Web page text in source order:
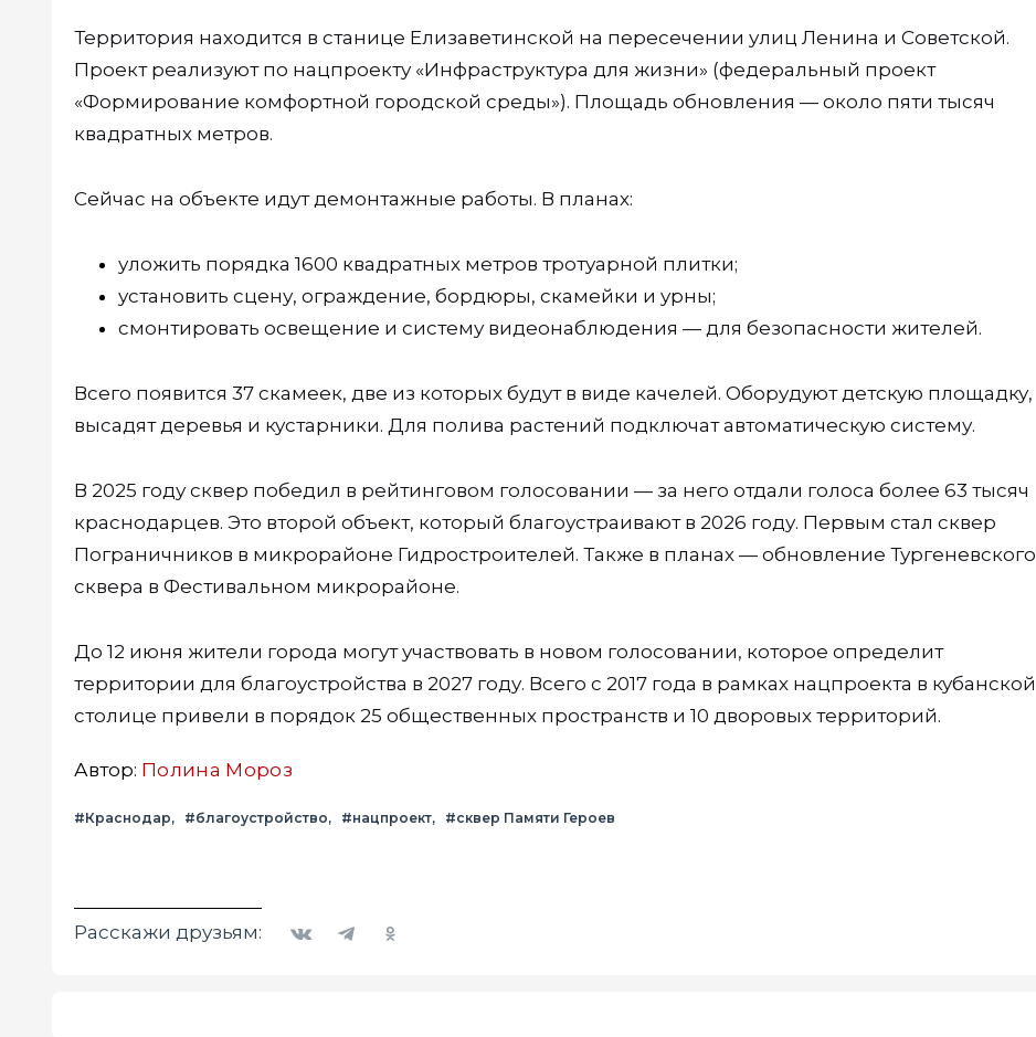
Территория находится в станице Елизаветинской на пересечении улиц Ленина и Советской.
Проект реализуют по нацпроекту «Инфраструктура для жизни» (федеральный проект
«Формирование комфортной городской среды»). Площадь обновления — около пяти тысяч
квадратных метров.
Сейчас на объекте идут демонтажные работы. В планах:
уложить порядка 1600 квадратных метров тротуарной плитки;
установить сцену, ограждение, бордюры, скамейки и урны;
смонтировать освещение и систему видеонаблюдения — для безопасности жителей.
Всего появится 37 скамеек, две из которых будут в виде качелей. Оборудуют детскую площадку,
высадят деревья и кустарники. Для полива растений подключат автоматическую систему.
В 2025 году сквер победил в рейтинговом голосовании — за него отдали голоса более 63 тысяч
краснодарцев. Это второй объект, который благоустраивают в 2026 году. Первым стал сквер
Пограничников в микрорайоне Гидростроителей. Также в планах — обновление Тургеневского
сквера в Фестивальном микрорайоне.
До 12 июня жители города могут участвовать в новом голосовании, которое определит
территории для благоустройства в 2027 году. Всего с 2017 года в рамках нацпроекта в кубанской
столице привели в порядок 25 общественных пространств и 10 дворовых территорий.
Автор: Полина Мороз
#Краснодар #благоустройство #нацпроект #сквер Памяти Героев
Расскажи друзьям: